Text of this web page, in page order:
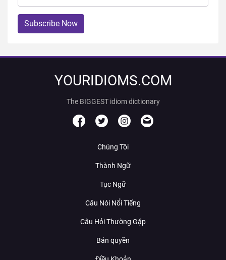
Subscribe Now
YOURIDIOMS.COM
The BIGGEST idiom dictionary
Chúng Tôi
Thành Ngữ
Tục Ngữ
Câu Nói Nổi Tiếng
Câu Hỏi Thường Gặp
Bản quyền